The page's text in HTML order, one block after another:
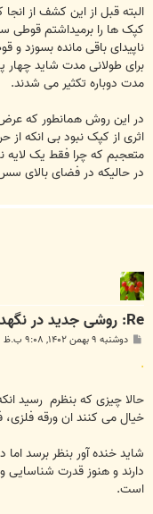
البته قبل از این کشف از
کپک ها را برمیداشتم قوطی
ناپیدای باقی مانده بسوزد
برای طولانی مدت شاید
مدت دوباره تکثیر می شدند.
در این روش همانطور که
اثری از کپک نبود بی انکه
متعجبم که چرا فقط یک
در حالیکه در فضای بالای
Re: روشی جدید در نگهداری سس گوجه فرنگی
دوشنبه ۹ بهمن ۱۴۰۲, ۹:۰۸ ب.ظ
.
حالا چیزی که بنظرم رسید
خیال می کنند ان ورقه
شاید خنده آور بنظر برسد اما
دارند و هنوز قدرت شناسایی و
است.